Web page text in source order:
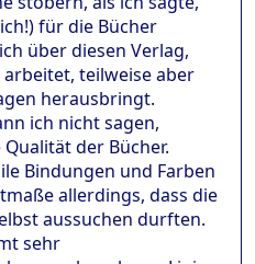
für die Bücher
über diesen Verlag,
arbeitet, teilweise aber
herausbringt.
ich nicht sagen,
der Bücher.
Bindungen und Farben
allerdings, dass die
aussuchen durften.
sehr